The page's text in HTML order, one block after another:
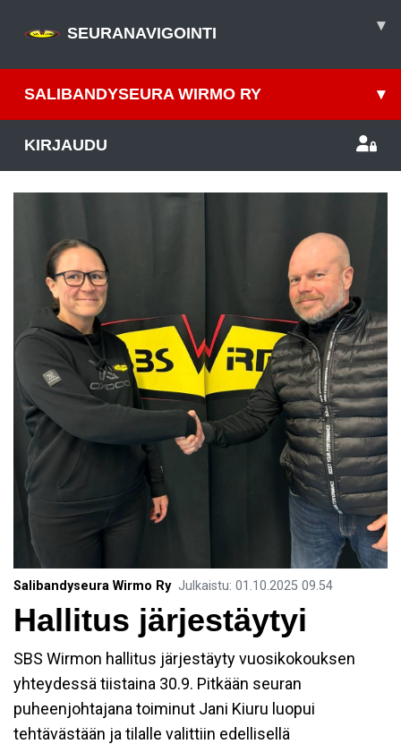
SEURANAVIGOINTI ▾
SALIBANDYSEURA WIRMO RY ▾
KIRJAUDU
Salibandyseura Wirmo Ry Julkaistu: 01.10.2025 09.54
Hallitus järjestäytyi
SBS Wirmon hallitus järjestäyty vuosikokouksen
yhteydessä tiistaina 30.9. Pitkään seuran
puheenjohtajana toiminut Jani Kiuru luopui
tehtävästään ja tilalle valittiin edellisellä